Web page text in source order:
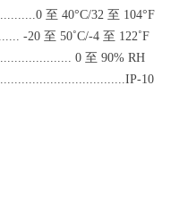
至 40°C/32 至 104°F
-20 至 50˚C/-4 至 122˚F
0 至 90% RH
10